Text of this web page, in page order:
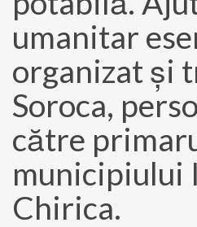
umanitar
organizat și
Soroca,
către
municipiului
Chirica.